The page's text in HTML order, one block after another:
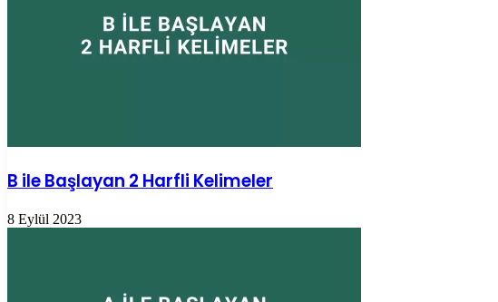
B ile Başlayan 2 Harfli Kelimeler
8 Eylül 2023